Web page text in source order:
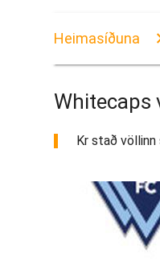
Heimasíðuna
Whitecaps
Kr stað